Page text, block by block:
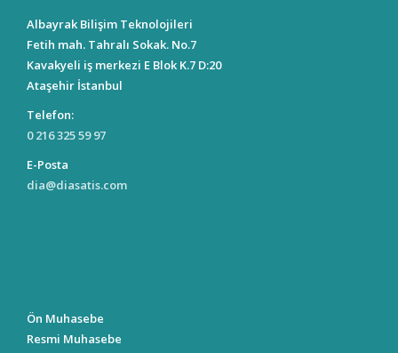
Albayrak Bilişim Teknolojileri
Fetih mah. Tahralı Sokak. No.7
Kavakyeli iş merkezi E Blok K.7 D:20
Ataşehir İstanbul
Telefon:
0 216 325 59 97
E-Posta
dia@diasatis.com
Ön Muhasebe
Resmi Muhasebe